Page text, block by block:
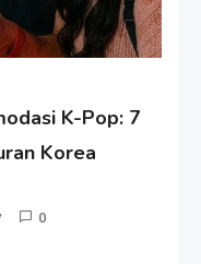
K-Pop: 7
Korea
0